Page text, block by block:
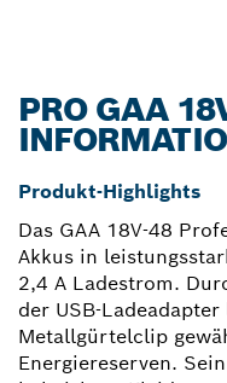
PRO GAA
Produkt-Highlights
Das GAA 18V-48
Akkus in
2,4 A Ladestrom.
der USB-
Metallgürtelclip
Energiereserven.